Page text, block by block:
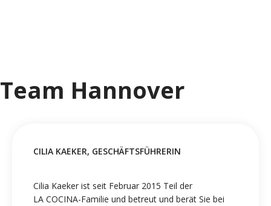
Team Hannover
CILIA KAEKER, GESCHÄFTSFÜHRERIN
Cilia Kaeker ist seit Februar 2015 Teil der
LA COCINA-Familie und betreut und berät Sie bei